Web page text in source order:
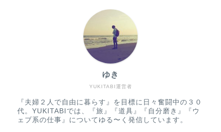
YUKITABI運営者
ゆき
『夫婦２人で自由に暮らす』を目標に日々奮闘中の３０
代。YUKITABIでは、『旅』『道具』『自分磨き』『ウ
ェブ系の仕事』についてゆる〜く発信しています。